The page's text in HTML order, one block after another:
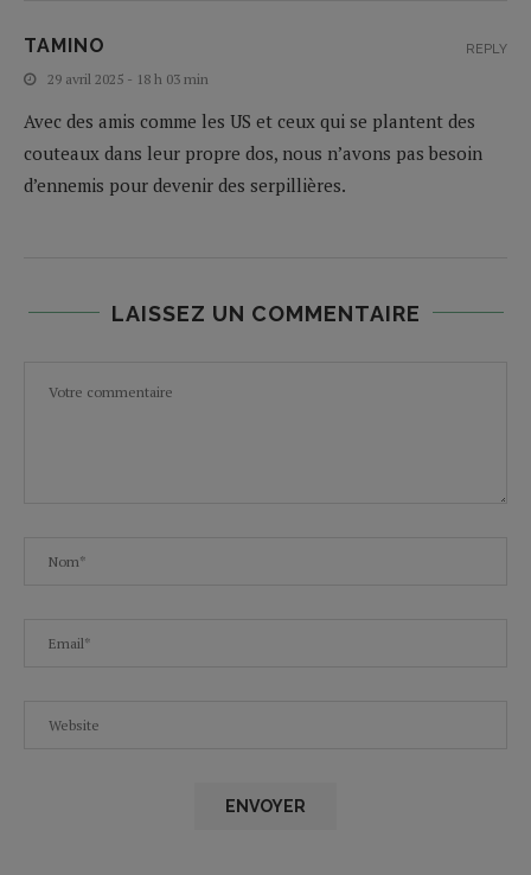
TAMINO
29 avril 2025 - 18 h 03 min
Avec des amis comme les US et ceux qui se plantent des
couteaux dans leur propre dos, nous n’avons pas besoin
d’ennemis pour devenir des serpillières.
REPLY
LAISSEZ UN COMMENTAIRE